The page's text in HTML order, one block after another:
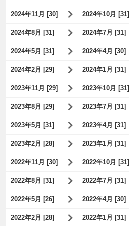
2024年11月 [30] 2024年10月 [31]
2024年8月 [31] 2024年7月 [31]
2024年5月 [31] 2024年4月 [30]
2024年2月 [29] 2024年1月 [31]
2023年11月 [29] 2023年10月 [31]
2023年8月 [29] 2023年7月 [31]
2023年5月 [31] 2023年4月 [31]
2023年2月 [28] 2023年1月 [31]
2022年11月 [30] 2022年10月 [31]
2022年8月 [31] 2022年7月 [31]
2022年5月 [26] 2022年4月 [30]
2022年2月 [28] 2022年1月 [31]